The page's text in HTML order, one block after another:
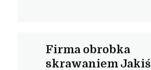
obróbka
metalu
Firma obrobka
skrawaniem Jakiś